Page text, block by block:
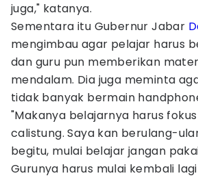
juga," katanya.
Sementara itu Gubernur Jabar
mengimbau agar pelajar harus
dan guru pun memberikan
mendalam. Dia juga meminta
tidak banyak bermain
"Makanya belajarnya harus
calistung. Saya kan berulang-
begitu, mulai belajar jangan
Gurunya harus mulai kembali